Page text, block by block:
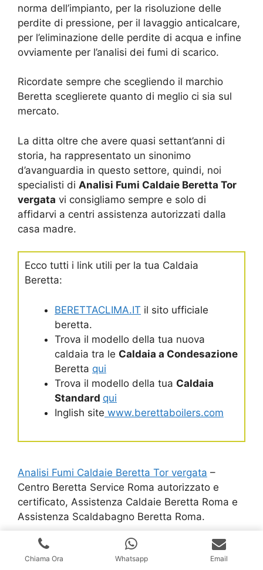
norma dell’impianto, per la risoluzione delle
perdite di pressione, per il lavaggio anticalcare,
per l’eliminazione delle perdite di acqua e infine
ovviamente per l’analisi dei fumi di scarico.
Ricordate sempre che scegliendo il marchio
Beretta sceglierete quanto di meglio ci sia sul
mercato.
La ditta oltre che avere quasi settant’anni di
storia, ha rappresentato un sinonimo
d’avanguardia in questo settore, quindi, noi
specialisti di Analisi Fumi Caldaie Beretta Tor
vergata vi consigliamo sempre e solo di
affidarvi a centri assistenza autorizzati dalla
casa madre.
Ecco tutti i link utili per la tua Caldaia
Beretta:
BERETTACLIMA.IT il sito ufficiale
beretta.
Trova il modello della tua nuova
caldaia tra le Caldaia a Condesazione
Beretta qui
Trova il modello della tua Caldaia
Standard qui
Inglish site www.berettaboilers.com
Analisi Fumi Caldaie Beretta Tor vergata –
Centro Beretta Service Roma autorizzato e
certificato, Assistenza Caldaie Beretta Roma e
Assistenza Scaldabagno Beretta Roma.
Chiama Ora Whatsapp Email